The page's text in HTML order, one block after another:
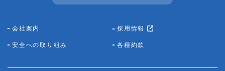
会社案内
採用情報
安全への取り組み
各種約款